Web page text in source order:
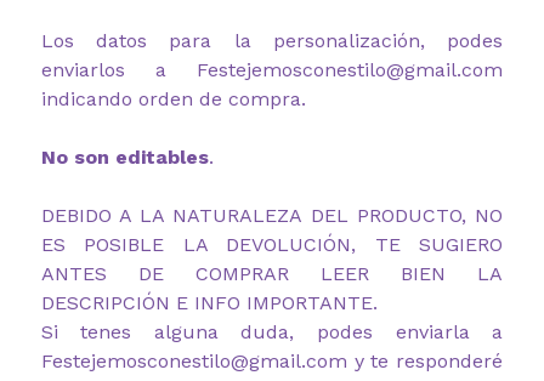
Los datos para la personalización, podes
enviarlos a Festejemosconestilo@gmail.com
indicando orden de compra.
No son editables.
DEBIDO A LA NATURALEZA DEL PRODUCTO, NO
ES POSIBLE LA DEVOLUCIÓN, TE SUGIERO
ANTES DE COMPRAR LEER BIEN LA
DESCRIPCIÓN E INFO IMPORTANTE.
Si tenes alguna duda, podes enviarla a
Festejemosconestilo@gmail.com y te responderé